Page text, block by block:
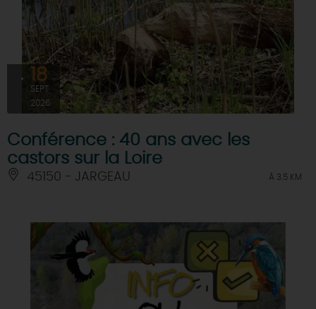
18
SEPT
2026
Conférence : 40 ans avec les
castors sur la Loire
45150 - JARGEAU À 3.5 KM